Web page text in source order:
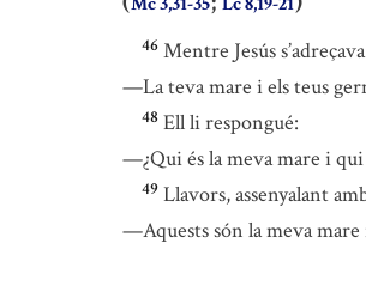
46 Mentre Jesús
—La teva mare i els teus
48 Ell li respongué:
—¿Qui és la meva mare i qui
49 Llavors, assenyalant
—Aquests són la meva mare